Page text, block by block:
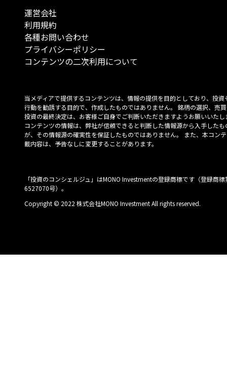
運営会社
利用規約
各種お問い合わせ
プライバシーポリシー
コンテンツの二次利用について
当メディアで提供するコンテンツは、情報の提供を目的としており、投資
行動を勧誘する目的で、作成したものではありません。 銘柄の選択、売
投資の最終決定は、お客様ご自身でご判断いただきますようお願いいたし
コンテンツの情報は、弊社が信頼できると判断した情報源から入手したも
が、その情報源の確実性を保証したものではありません。 また、本コン
載内容は、予告なしに変更することがあります。
「投資のコンシェルジュ」はMONO Investmentの登録商標です（登録商標
6527070号）。
Copyright © 2022 株式会社MONO Investment All rights reserved.